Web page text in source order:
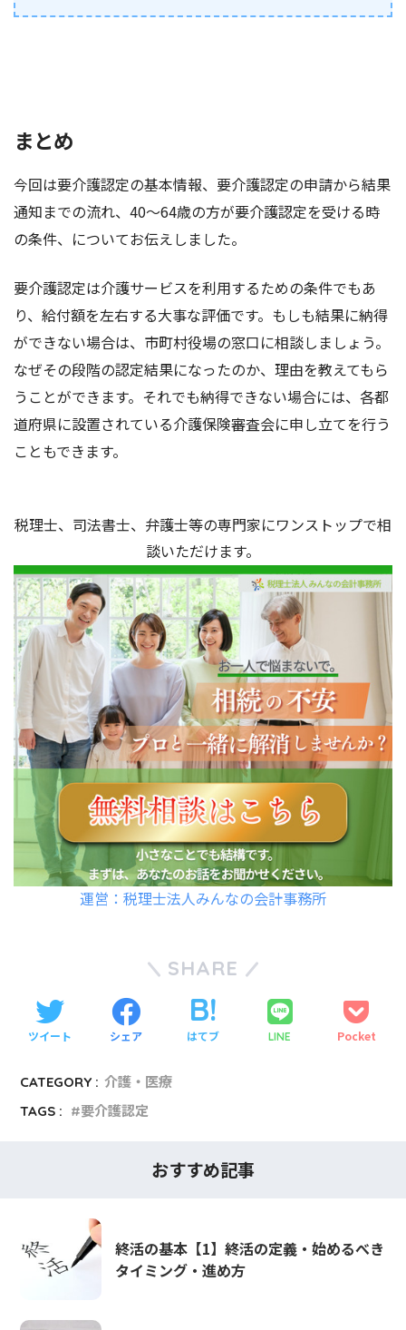
まとめ
今回は要介護認定の基本情報、要介護認定の申請から結果
通知までの流れ、40～64歳の方が要介護認定を受ける時
の条件、についてお伝えしました。
要介護認定は介護サービスを利用するための条件でもあ
り、給付額を左右する大事な評価です。もしも結果に納得
ができない場合は、市町村役場の窓口に相談しましょう。
なぜその段階の認定結果になったのか、理由を教えてもら
うことができます。それでも納得できない場合には、各都
道府県に設置されている介護保険審査会に申し立てを行う
こともできます。
税理士、司法書士、弁護士等の専門家にワンストップで相
談いただけます。
運営：税理士法人みんなの会計事務所
SHARE
ツイート シェア はてブ LINE Pocket
CATEGORY : 介護・医療
TAGS :
要介護認定
おすすめ記事
終活の基本【1】終活の定義・始めるべき
タイミング・進め方